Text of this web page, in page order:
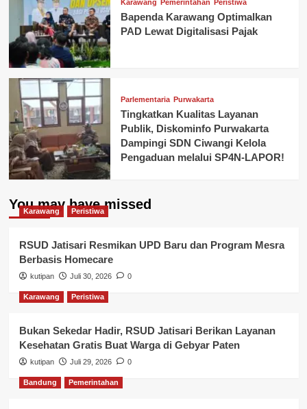
Karawang Pemerintahan Peristiwa
Bapenda Karawang Optimalkan
PAD Lewat Digitalisasi Pajak
Parlementaria Purwakarta
Tingkatkan Kualitas Layanan
Publik, Diskominfo Purwakarta
Dampingi SDN Ciwangi Kelola
Pengaduan melalui SP4N-LAPOR!
You may have missed
Karawang Peristiwa
RSUD Jatisari Resmikan UPD Baru dan Program Mesra
Berbasis Homecare
kutipan Juli 30, 2026 0
Karawang Peristiwa
Bukan Sekedar Hadir, RSUD Jatisari Berikan Layanan
Kesehatan Gratis Buat Warga di Gebyar Paten
kutipan Juli 29, 2026 0
Bandung Pemerintahan